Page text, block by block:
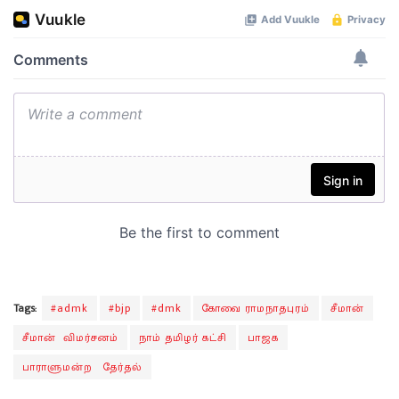
Tags: #admk #bjp #dmk கோவை ராமநாதபுரம்
சீமான்
சீமான் விமர்சனம்
நாம் தமிழர் கட்சி
பாஜக
பாராளுமன்ற தேர்தல்